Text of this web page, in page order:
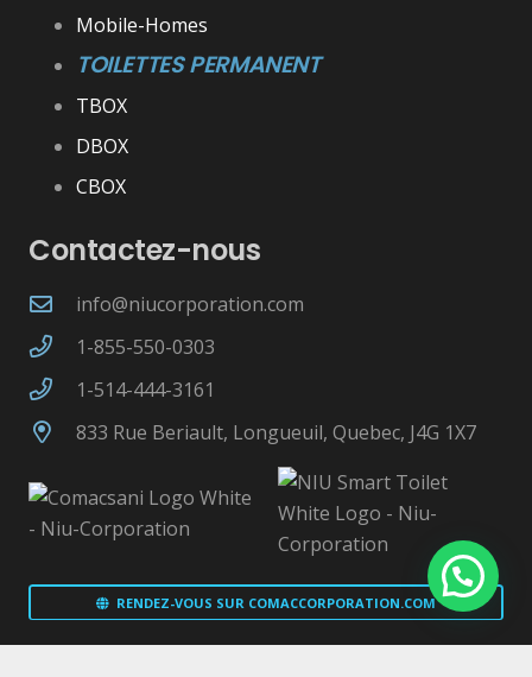
Mobile-Homes
TOILETTES PERMANENT
TBOX
DBOX
CBOX
Contactez-nous
info@niucorporation.com
1-855-550-0303
1-514-444-3161
833 Rue Beriault, Longueuil, Quebec, J4G 1X7
RENDEZ-VOUS SUR COMACCORPORATION.COM